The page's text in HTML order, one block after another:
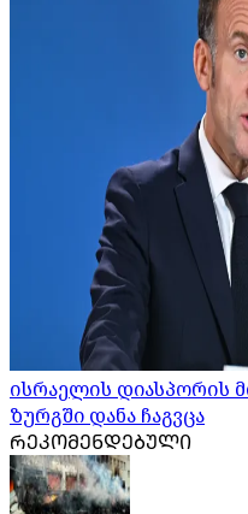
ისრაელის დიასპორის
ზურგში დანა ჩაგვცა
ᲠᲔᲙᲝᲛᲔᲜᲓᲔᲑᲣᲚᲘ